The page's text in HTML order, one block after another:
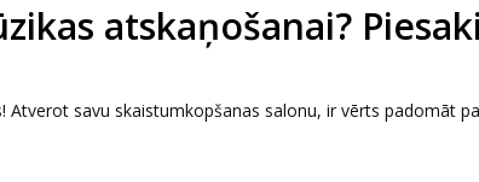
atskaņošanai? Piesaki
Atverot savu skaistumkopšanas salonu, ir vērts padomāt